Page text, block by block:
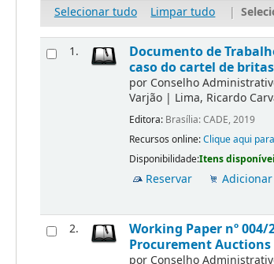
Selecionar tudo
Limpar tudo |
1.
Documento de
caso do cartel de
por Conselho
Varjão | Lima, Ricardo
Editora: Brasília: CADE, 2019
Recursos online:Clique aqui
Disponibilidade:Itens
Reservar
2.
Working Paper nº
Procurement